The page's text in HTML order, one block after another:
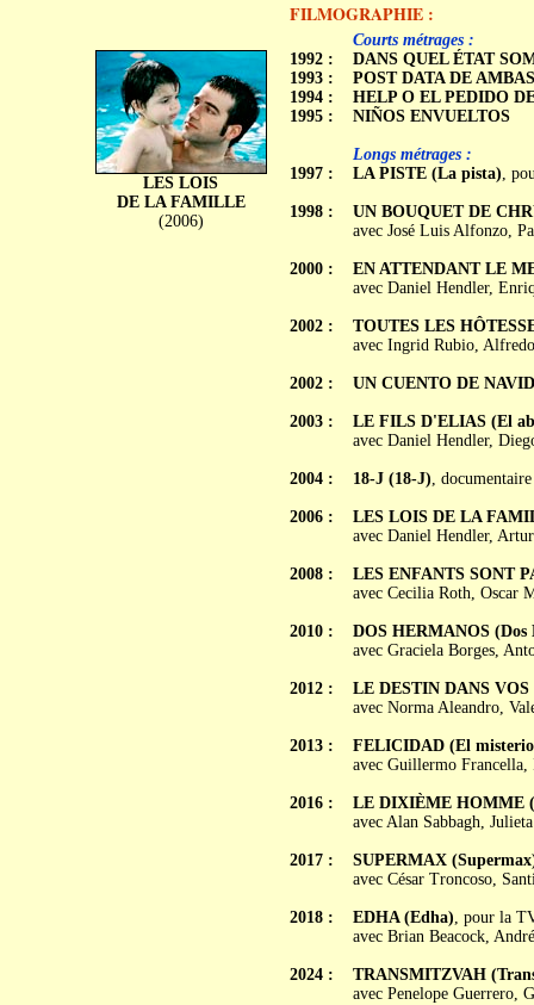
FILMOGRAPHIE :
LES LOIS
DE LA FAMILLE
(2006)
1992 :
1993 :
1994 :
1995 :
1997 :
1998 :
2000 :
2002 :
2002 :
2003 :
2004 :
2006 :
2008 :
2010 :
2012 :
2013 :
2016 :
2017 :
2018 :
2024 :
Courts métrages :
DANS QUEL ÉTAT
POST DATA DE
HELP O EL PEDIDO
NIÑOS ENVUELTOS
Longs métrages :
LA PISTE (La pista),
UN BOUQUET DE
avec José Luis Alfonzo,
EN ATTENDANT LE
avec Daniel Hendler,
TOUTES LES
avec Ingrid Rubio,
UN CUENTO DE
LE FILS D'ELIAS (El
avec Daniel Hendler,
18-J (18-J),
LES LOIS DE LA
avec Daniel Hendler,
LES ENFANTS SONT
avec Cecilia Roth, Oscar
DOS HERMANOS (Dos
avec Graciela Borges,
LE DESTIN DANS
avec Norma Aleandro,
FELICIDAD (El
avec Guillermo
LE DIXIÈME HOMME
avec Alan Sabbagh,
SUPERMAX
avec César Troncoso,
EDHA (Edha), pour la
avec Brian Beacock,
TRANSMITZVAH
avec Penelope Guerrero,